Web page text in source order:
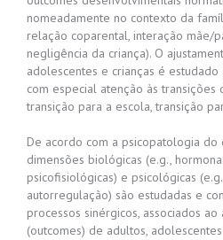
nomeadamente no contexto da
relação coparental, interação mãe/
negligência da criança). O
adolescentes e crianças é
com especial atenção às transições
transição para a escola, transição
De acordo com a psicopatologia do
dimensões biológicas (e.g.,
psicofisiológicas) e psicológicas
autorregulação) são estudadas e
processos sinérgicos, associados
(outcomes) de adultos,